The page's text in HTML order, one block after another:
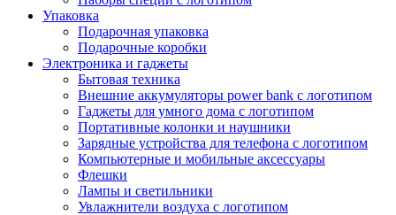
Упаковка
Подарочная упаковка
Подарочные коробки
Электроника и гаджеты
Бытовая техника
Внешние аккумуляторы power bank с логотипом
Гаджеты для умного дома с логотипом
Портативные колонки и наушники
Зарядные устройства для телефона с логотипом
Компьютерные и мобильные аксессуары
Флешки
Лампы и светильники
Увлажнители воздуха с логотипом